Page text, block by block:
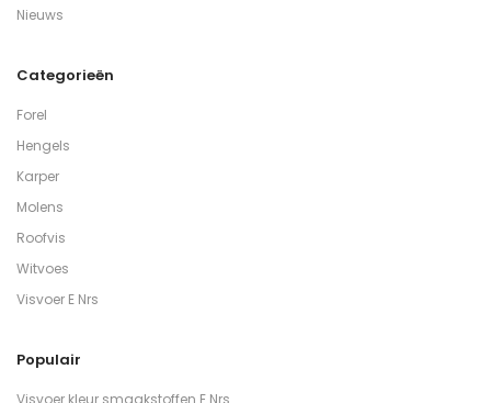
Nieuws
Categorieën
Forel
Hengels
Karper
Molens
Roofvis
Witvoes
Visvoer E Nrs
Populair